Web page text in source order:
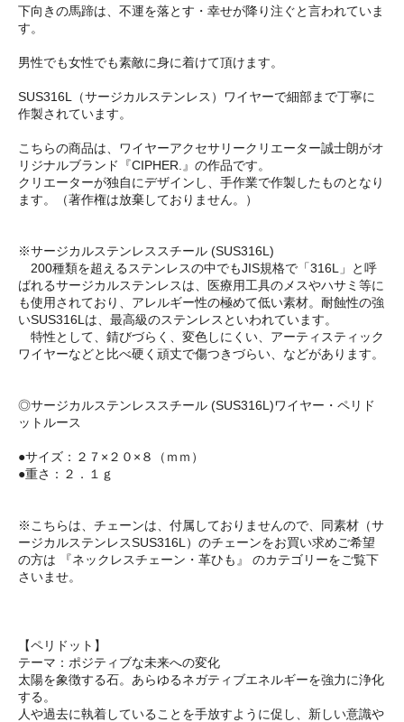
下向きの馬蹄は、不運を落とす・幸せが降り注ぐと言われていま
す。
男性でも女性でも素敵に身に着けて頂けます。
SUS316L（サージカルステンレス）ワイヤーで細部まで丁寧に
作製されています。
こちらの商品は、ワイヤーアクセサリークリエーター誠士朗がオ
リジナルブランド『CIPHER.』の作品です。
クリエーターが独自にデザインし、手作業で作製したものとなり
ます。（著作権は放棄しておりません。）
※サージカルステンレススチール (SUS316L)
200種類を超えるステンレスの中でもJIS規格で「316L」と呼
ばれるサージカルステンレスは、医療用工具のメスやハサミ等に
も使用されており、アレルギー性の極めて低い素材。耐蝕性の強
いSUS316Lは、最高級のステンレスといわれています。
特性として、錆びづらく、変色しにくい、アーティスティック
ワイヤーなどと比べ硬く頑丈で傷つきづらい、などがあります。
◎サージカルステンレススチール (SUS316L)ワイヤー・ペリド
ットルース
●サイズ：２７×２０×８（ｍｍ）
●重さ：２．１ｇ
※こちらは、チェーンは、付属しておりませんので、同素材（サ
ージカルステンレスSUS316L）のチェーンをお買い求めご希望
の方は 『ネックレスチェーン・革ひも』 のカテゴリーをご覧下
さいませ。
【ペリドット】
テーマ：ポジティブな未来への変化
太陽を象徴する石。あらゆるネガティブエネルギーを強力に浄化
する。
人や過去に執着していることを手放すように促し、新しい意識や